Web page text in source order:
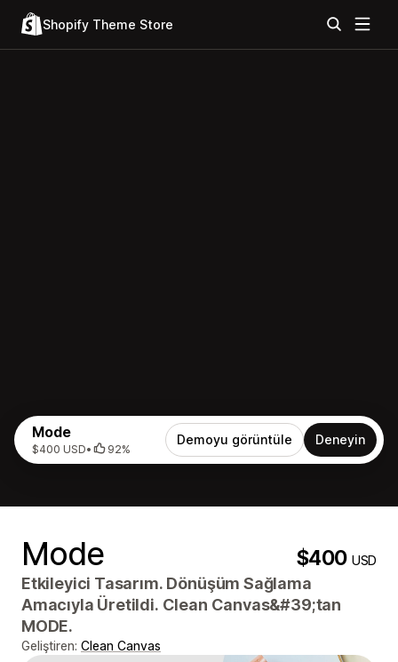
Shopify Theme Store
Mode
$400 USD• 92%
Demoyu görüntüle Deneyin
Mode $400USD
Etkileyici Tasarım. Dönüşüm Sağlama
Amacıyla Üretildi. Clean Canvas&#39;tan
MODE.
Geliştiren: Clean Canvas